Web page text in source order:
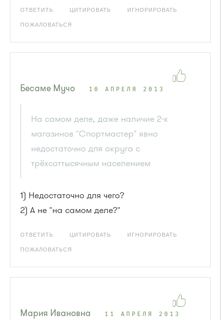
ОТВЕТИТЬ ЦИТИРОВАТЬ ИГНОРИРОВАТЬ
ПОЖАЛОВАТЬСЯ
Бесаме Мучо 10 АПРЕЛЯ 2013
На самом деле, даже наличие 2-х
магазинов "Спортмастер" явно
недостаточно для округа с
трёхсоттысячным населением
1) Недостаточно для чего?
2) А не "на самом деле?"
ОТВЕТИТЬ ЦИТИРОВАТЬ ИГНОРИРОВАТЬ
ПОЖАЛОВАТЬСЯ
Мария Ивановна 11 АПРЕЛЯ 2013